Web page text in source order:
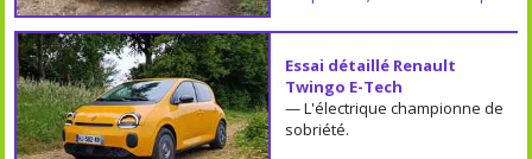
Essai détaillé Renault
Twingo E-Tech
— L'électrique championne de
sobriété.